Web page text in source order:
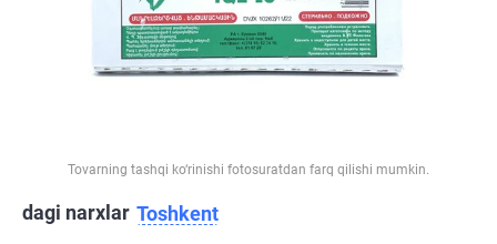
Tovarning tashqi ko‘rinishi fotosuratdan farq qilishi mumkin.
dagi narxlar Toshkent